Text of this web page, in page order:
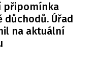
připomínka
důchodů. Úřad
na aktuální